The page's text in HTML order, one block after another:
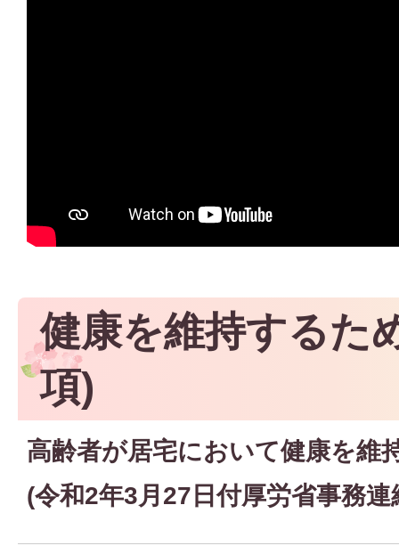
健康を維持するた
項)
高齢者が居宅において健康を維
(令和2年3月27日付厚労省事務連